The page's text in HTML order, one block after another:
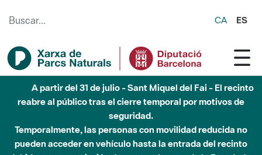
CA ES
6 de agosto - Parque Fluvial Besós - Activación de la
Fase de Alerta del Parque Fluvial del Besòs por lluvias
intensas.
Cerrados los accesos al Parque.